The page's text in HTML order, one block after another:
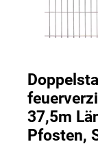
37,5m
Pfosten,